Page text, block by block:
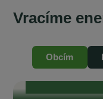
Vracíme
Obcím
„Je naším zájmem,
komunitní, levné
transparentnost. Je